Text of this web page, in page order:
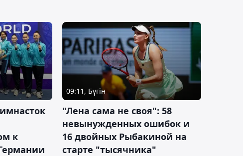
к
09:11, Бүгін
"Лена сама не своя": 58
невынужденных ошибок и
16 двойных Рыбакиной на
старте "тысячника"